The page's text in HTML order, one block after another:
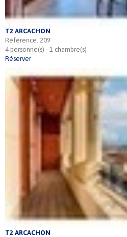
T2 ARCACHON
Référence. 209
4 personne(s) - 1 chambre(s)
Réserver
T2 ARCACHON